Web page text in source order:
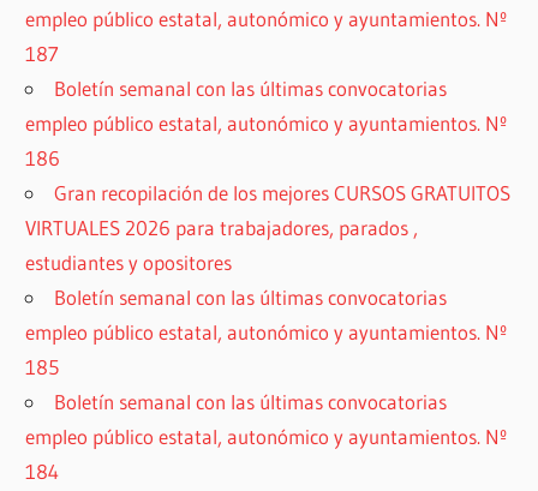
empleo público estatal, autonómico y ayuntamientos. Nº
187
Boletín semanal con las últimas convocatorias
empleo público estatal, autonómico y ayuntamientos. Nº
186
Gran recopilación de los mejores CURSOS GRATUITOS
VIRTUALES 2026 para trabajadores, parados ,
estudiantes y opositores
Boletín semanal con las últimas convocatorias
empleo público estatal, autonómico y ayuntamientos. Nº
185
Boletín semanal con las últimas convocatorias
empleo público estatal, autonómico y ayuntamientos. Nº
184